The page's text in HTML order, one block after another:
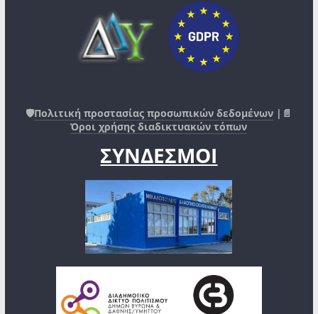
🛡️Πολιτική προστασίας προσωπικών δεδομένων |📄
Όροι χρήσης διαδικτυακών τόπων
ΣΥΝΔΕΣΜΟΙ